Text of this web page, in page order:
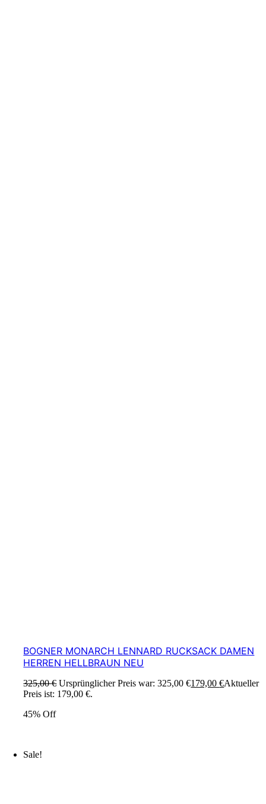
BOGNER MONARCH LENNARD RUCKSACK DAMEN
HERREN HELLBRAUN NEU
325,00€ Ursprünglicher Preis war: 325,00 €179,00€Aktueller
Preis ist: 179,00 €.
45% Off
Sale!